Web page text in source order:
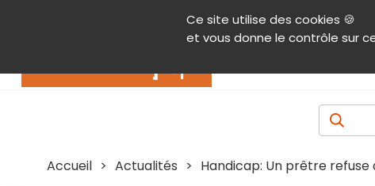
Ce site utilise des cookies 🍪
et vous donne le contrôle sur
Contenu Aide et accessibilité Menu
Accueil > Actualités > Handicap: Un prêtre